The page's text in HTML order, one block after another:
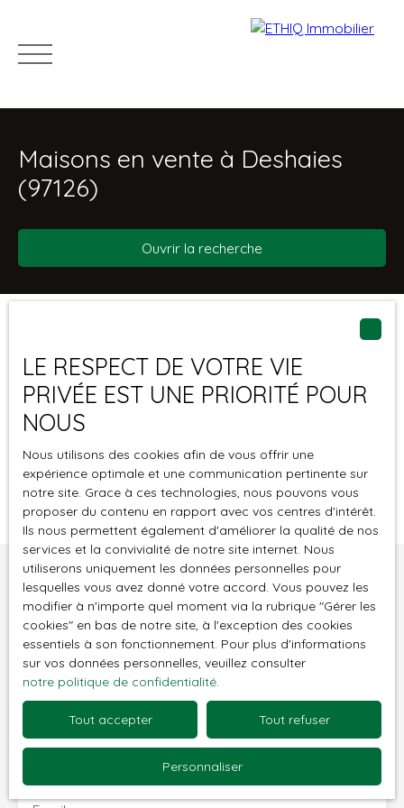
Acheter Louer Vendre Immo pro
Maisons en vente à Deshaies
(97126)
Ouvrir la recherche
Maison
Type de bien
Localisation
Budget max (€)
Surface min (m²)
Rechercher
Créer une alerte
Aucun résultat
Vous ne trouvez pas
la propriété de vos rêves ?
Ne manquez plus aucun bien correspondant à votre
recherche en vous inscrivant à notre alerte mail !
Prénom
LE RESPECT DE VOTRE VIE
PRIVÉE EST UNE PRIORITÉ POUR
NOUS
Nous utilisons des cookies afin de vous offrir une
expérience optimale et une communication pertinente sur
notre site. Grace à ces technologies, nous pouvons vous
proposer du contenu en rapport avec vos centres d'intérêt.
Ils nous permettent également d'améliorer la qualité de nos
services et la convivialité de notre site internet. Nous
utiliserons uniquement les données personnelles pour
lesquelles vous avez donné votre accord. Vous pouvez les
modifier à n'importe quel moment via la rubrique ″Gérer les
cookies″ en bas de notre site, à l'exception des cookies
essentiels à son fonctionnement. Pour plus d'informations
sur vos données personnelles, veuillez consulter
notre politique de confidentialité.
Tout accepter Tout refuser
Personnaliser